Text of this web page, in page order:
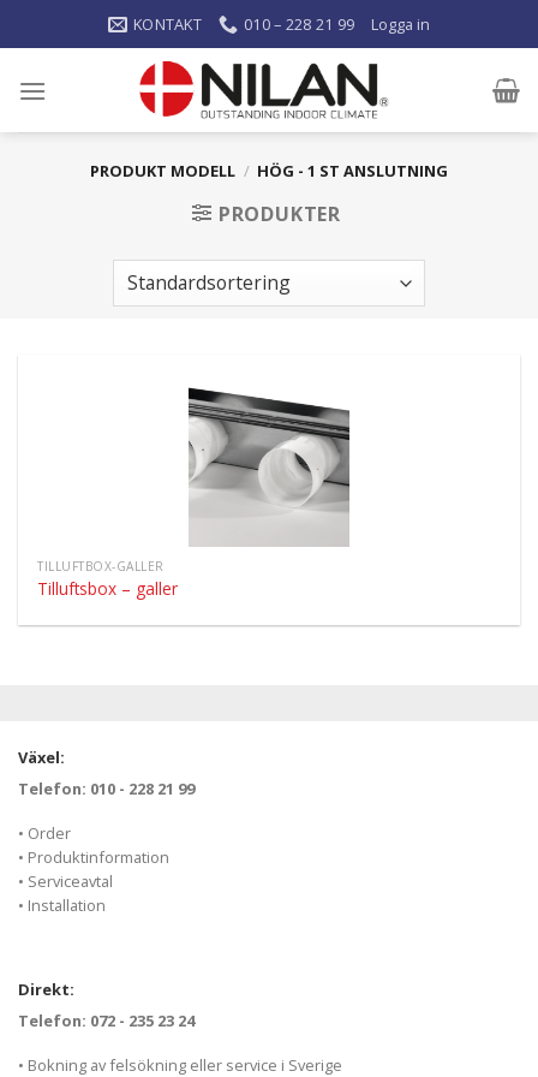
KONTAKT 010 – 228 21 99 Logga in
PRODUKT MODELL / HÖG - 1 ST ANSLUTNING
PRODUKTER
TILLUFTBOX-GALLER
Tilluftsbox – galler
Växel:
Telefon: 010 - 228 21 99
• Order
• Produktinformation
• Serviceavtal
• Installation
Direkt:
Telefon: 072 - 235 23 24
• Bokning av felsökning eller service i Sverige